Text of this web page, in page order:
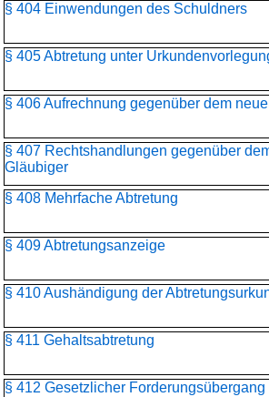
§ 404 Einwendungen des Schuldners
§ 405 Abtretung unter
§ 406 Aufrechnung gegenüber dem
§ 407 Rechtshandlungen gegenüber
Gläubiger
§ 408 Mehrfache Abtretung
§ 409 Abtretungsanzeige
§ 410 Aushändigung der
§ 411 Gehaltsabtretung
§ 412 Gesetzlicher Forderungsübergang